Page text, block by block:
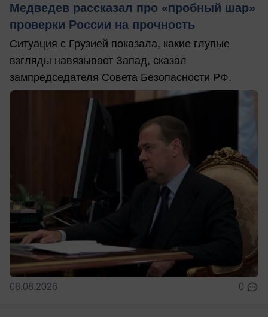
Медведев рассказал про «пробный шар»
проверки России на прочность
Ситуация с Грузией показала, какие глупые
взгляды навязывает Запад, сказал
зампредседателя Совета Безопасности РФ.
08.08.2026 0